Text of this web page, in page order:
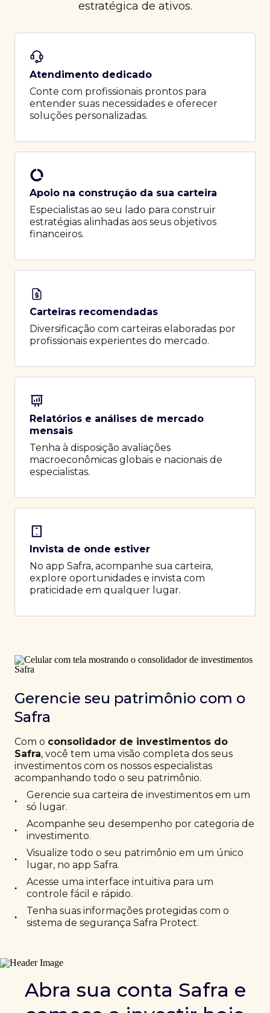
estratégica de ativos.
Atendimento dedicado
Conte com profissionais prontos para
entender suas necessidades e oferecer
soluções personalizadas.
Apoio na construção da sua carteira
Especialistas ao seu lado para construir
estratégias alinhadas aos seus objetivos
financeiros.
Carteiras recomendadas
Diversificação com carteiras elaboradas por
profissionais experientes do mercado.
Relatórios e análises de mercado
mensais
Tenha à disposição avaliações
macroeconômicas globais e nacionais de
especialistas.
Invista de onde estiver
No app Safra, acompanhe sua carteira,
explore oportunidades e invista com
praticidade em qualquer lugar.
Gerencie seu patrimônio com o
Safra
Com o consolidador de investimentos do
Safra, você tem uma visão completa dos seus
investimentos com os nossos especialistas
acompanhando todo o seu patrimônio.
•
Gerencie sua carteira de investimentos em um
só lugar.
•
Acompanhe seu desempenho por categoria de
investimento.
•
Visualize todo o seu patrimônio em um único
lugar, no app Safra.
•
Acesse uma interface intuitiva para um
controle fácil e rápido.
•
Tenha suas informações protegidas com o
sistema de segurança Safra Protect.
Abra sua conta Safra e